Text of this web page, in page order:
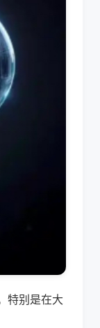
特别是在大